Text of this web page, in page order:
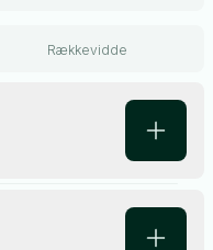
Rækkevidde